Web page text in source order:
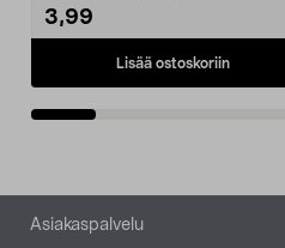
3,99
Lisää ostoskoriin
Alatunniste
Asiakaspalvelu